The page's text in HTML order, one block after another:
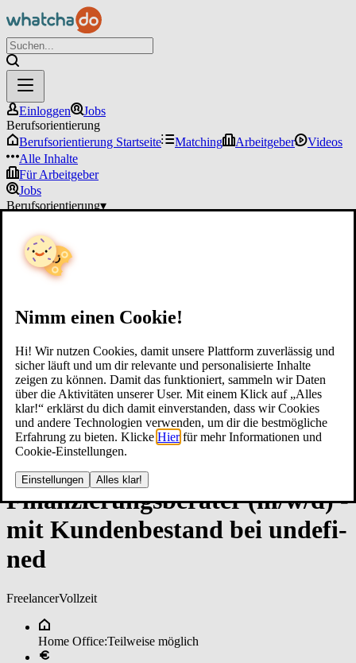
Nimm einen Cookie!
Hi! Wir nutzen Cookies, damit unsere Plattform zuverlässig und
sicher läuft und um dir relevante und personalisierte Inhalte
zeigen zu können. Damit das funktioniert, sammeln wir Daten
über die Aktivitäten unserer User. Mit einem Klick auf „Alles
klar!“ erklärst du dich damit einverstanden, dass wir Cookies
und andere Technologien verwenden, um dir die bestmögliche
Erfahrung zu bieten. Klicke Hier für mehr Informationen und
Cookie-Einstellungen.
Einstellungen Alles klar!
Einloggen
Jobs
Berufsorientierung
Berufsorientierung Startseite
Matching Arbeitgeber
Videos
Alle Inhalte
Für Arbeitgeber
Jobs
Berufsorientierung▾
Fi­nan­zie­rungs­be­ra­ter (m/w/d) ­
mit Kun­den­be­stan­d bei un­de­fi­
ned
FreelancerVollzeit
Home Office:Teilweise möglich